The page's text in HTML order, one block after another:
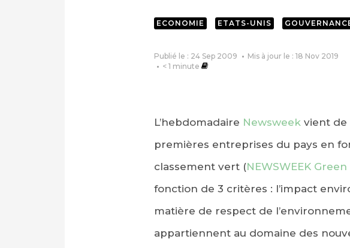
ECONOMIE ETATS-UNIS
Publié le : 24 Sep 2009
Mis à jour le : 18 Nov 2019
< 1 minute
L’hebdomadaire Newsweek vient de
premières entreprises du pays en
classement vert (NEWSWEEK
fonction de 3 critères : l’impact
matière de respect de
appartiennent au domaine des